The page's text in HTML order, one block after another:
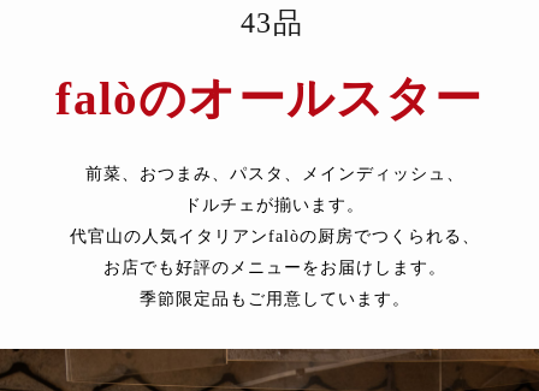
43品
falòのオールスター
前菜、おつまみ、パスタ、メインディッシュ、
ドルチェが揃います。
代官山の人気イタリアンfalòの厨房でつくられる、
お店でも好評のメニューをお届けします。
季節限定品もご用意しています。